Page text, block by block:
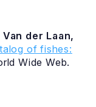
der Laan,
of fishes:
Wide Web.